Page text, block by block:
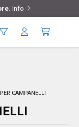
. Info
CAMPANELLI